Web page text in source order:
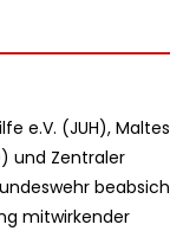
e.V. (JUH),
und Zentraler
mitwirkender